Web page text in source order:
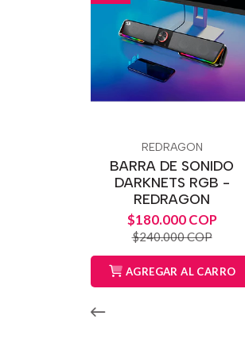
REDRAGON
BARRA DE SONIDO
DARKNETS RGB -
REDRAGON
$180.000 COP
$240.000 COP
AGREGAR AL CARRO